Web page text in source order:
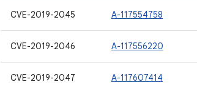
CVE-2019-2045 A-117554758
CVE-2019-2046 A-117556220
CVE-2019-2047 A-117607414